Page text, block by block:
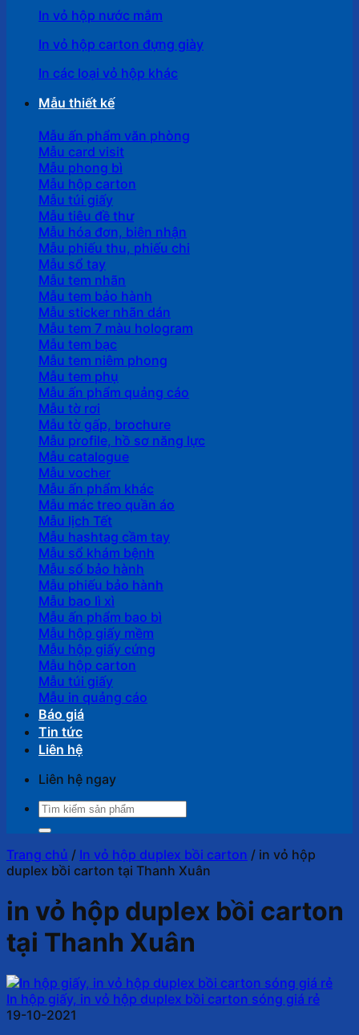
In vỏ hộp nước mắm
In vỏ hộp carton đựng giày
In các loại vỏ hộp khác
Mẫu thiết kế
Mẫu ấn phẩm văn phòng
Mẫu card visit
Mẫu phong bì
Mẫu hộp carton
Mẫu túi giấy
Mẫu tiêu đề thư
Mẫu hóa đơn, biên nhận
Mẫu phiếu thu, phiếu chi
Mẫu sổ tay
Mẫu tem nhãn
Mẫu tem bảo hành
Mẫu sticker nhãn dán
Mẫu tem 7 màu hologram
Mẫu tem bạc
Mẫu tem niêm phong
Mẫu tem phụ
Mẫu ấn phẩm quảng cáo
Mẫu tờ rơi
Mẫu tờ gấp, brochure
Mẫu profile, hồ sơ năng lực
Mẫu catalogue
Mẫu vocher
Mẫu ấn phẩm khác
Mẫu mác treo quần áo
Mẫu lịch Tết
Mẫu hashtag cầm tay
Mẫu sổ khám bệnh
Mẫu sổ bảo hành
Mẫu phiếu bảo hành
Mẫu bao lì xì
Mẫu ấn phẩm bao bì
Mẫu hộp giấy mềm
Mẫu hộp giấy cứng
Mẫu hộp carton
Mẫu túi giấy
Mẫu in quảng cáo
Báo giá
Tin tức
Liên hệ
Liên hệ ngay
Tìm
kiếm:
Trang chủ / In vỏ hộp duplex bồi carton / in vỏ hộp
duplex bồi carton tại Thanh Xuân
in vỏ hộp duplex bồi carton
tại Thanh Xuân
In hộp giấy, in vỏ hộp duplex bồi carton sóng giá rẻ
19-10-2021